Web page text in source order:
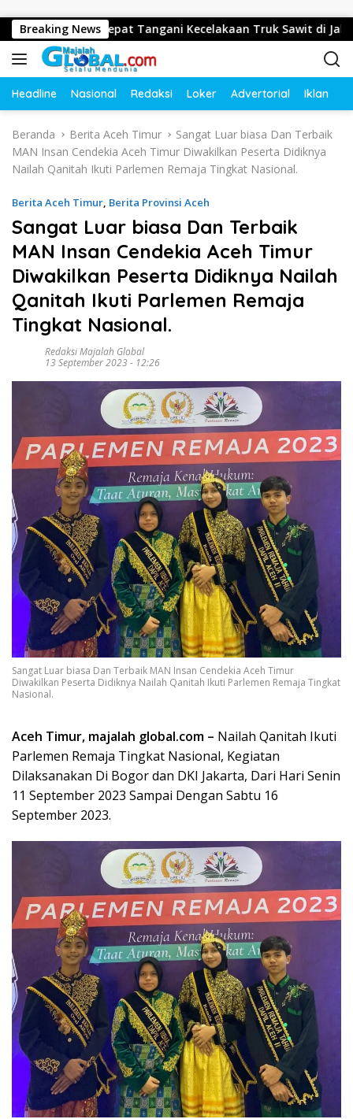
Breaking News
Gerak Cepat Tangani Kecelakaan Truk Sawit di Jalur Lintas
Headline Nasional Redaksi Loker Advertorial Iklan
Beranda Berita Aceh Timur
Sangat Luar biasa Dan Terbaik
MAN Insan Cendekia Aceh Timur Diwakilkan Peserta Didiknya
Nailah Qanitah Ikuti Parlemen Remaja Tingkat Nasional.
Berita Aceh Timur, Berita Provinsi Aceh
Sangat Luar biasa Dan Terbaik
MAN Insan Cendekia Aceh Timur
Diwakilkan Peserta Didiknya Nailah
Qanitah Ikuti Parlemen Remaja
Tingkat Nasional.
Redaksi Majalah Global
13 September 2023 - 12:26
Sangat Luar biasa Dan Terbaik MAN Insan Cendekia Aceh Timur
Diwakilkan Peserta Didiknya Nailah Qanitah Ikuti Parlemen Remaja Tingkat
Nasional.
Aceh Timur, majalah global.com – Nailah Qanitah Ikuti
Parlemen Remaja Tingkat Nasional, Kegiatan
Dilaksanakan Di Bogor dan DKI Jakarta, Dari Hari Senin
11 September 2023 Sampai Dengan Sabtu 16
September 2023.